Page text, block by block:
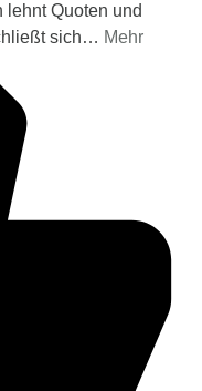
Quoten und
sich… Mehr